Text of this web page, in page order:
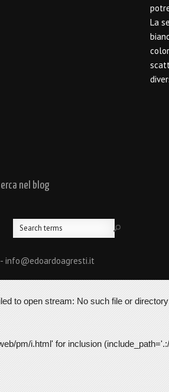
La
nel blog
info@edoardoagresti.it
to open stream: No such file or
pm/i.html' for inclusion